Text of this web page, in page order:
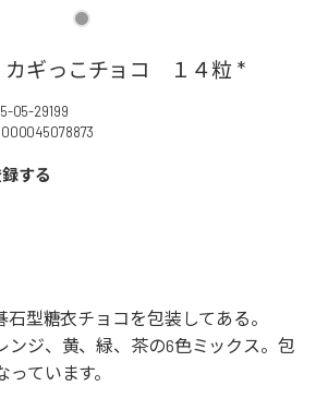
ギっこチョコ １４粒 *
05-29199
する
石型糖衣チョコを包装してある。
ンジ、黄、緑、茶の6色ミックス。包
ています。